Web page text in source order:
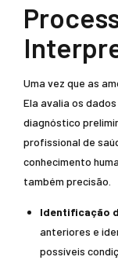
Uma vez que as
Ela avalia os
diagnóstico
profissional de
conhecimento
também precisão.
Identificação
anteriores e
possíveis